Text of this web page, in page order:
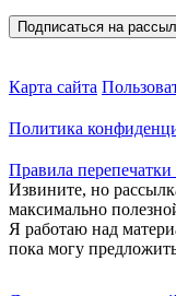
Карта сайта
Политика
Правила перепечатки
Извините, но
максимально
Я работаю над
пока могу